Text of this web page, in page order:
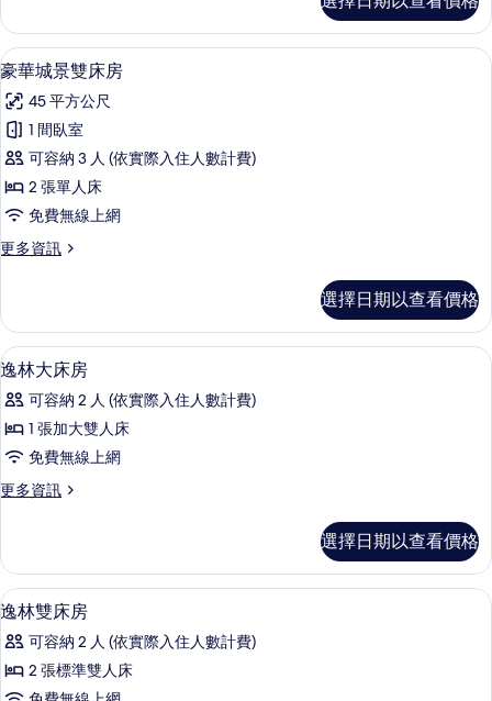
有
相
片
雙
床
房
詳
情
顯
示
豪
華
城
景
雙
床
的
所
有
相
片
7
豪華城景雙床房
45 平方公尺
1 間臥室
可容納 3 人 (依實際入住人數計費)
2 張單人床
免費無線上網
更多資訊
更
城
景
雙
房
的
情
選擇日期以查看價格
顯
示
逸
林
大
床
的
所
有
相
片
迷你吧、客房內保險箱、書桌、遮光
4
逸林大床房
可容納 2 人 (依實際入住人數計費)
1 張加大雙人床
免費無線上網
更多資訊
更
大
床
房
詳
情
選擇日期以查看價格
顯
示
逸
林
迷你吧、客房內保險箱、書桌、遮光
5
逸林雙床房
可容納 2 人 (依實際入住人數計費)
2 張標準雙人床